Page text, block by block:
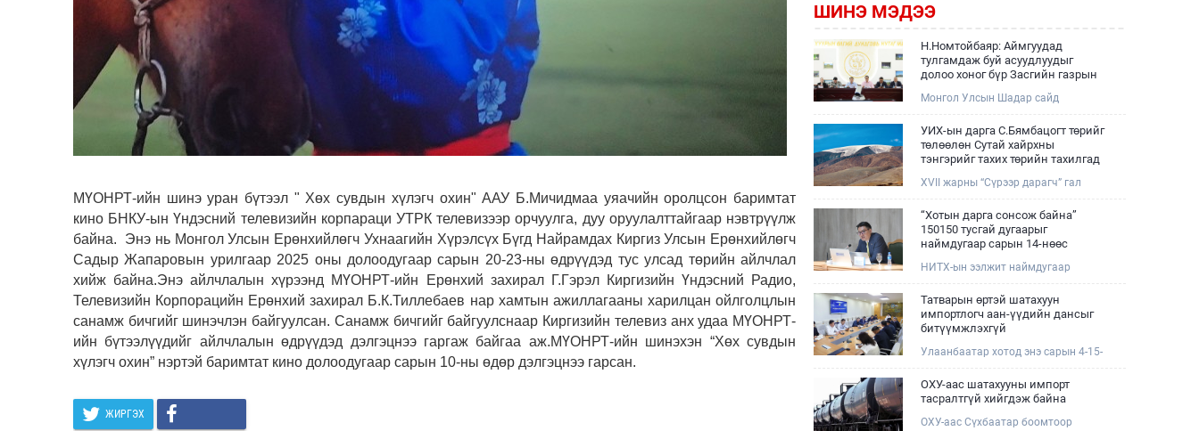
МҮОНРТ-ийн шинэ уран бүтээл " Хөх сувдын хүлэгч охин" ААУ Б.Мичидмаа уяачийн оролцсон баримтат
кино БНКУ-ын Үндэсний телевизийн корпараци УТРК телевизээр орчуулга, дуу оруулалттайгаар нэвтрүүлж
байна. Энэ нь Монгол Улсын Ерөнхийлөгч Ухнаагийн Хүрэлсүх Бүгд Найрамдах Киргиз Улсын Ерөнхийлөгч
Садыр Жапаровын урилгаар 2025 оны долоодугаар сарын 20-23-ны өдрүүдэд тус улсад төрийн айлчлал
хийж байна.Энэ айлчлалын хүрээнд МҮОНРТ-ийн Ерөнхий захирал Г.Гэрэл Киргизийн Үндэсний Радио,
Телевизийн Корпорацийн Ерөнхий захирал Б.К.Тиллебаев нар хамтын ажиллагааны харилцан ойлголцлын
санамж бичгийг шинэчлэн байгуулсан. Санамж бичгийг байгуулснаар Киргизийн телевиз анх удаа МҮОНРТ-
ийн бүтээлүүдийг айлчлалын өдрүүдэд дэлгэцнээ гаргаж байгаа аж.МҮОНРТ-ийн шинэхэн “Хөх сувдын
хүлэгч охин” нэртэй баримтат кино долоодугаар сарын 10-ны өдөр дэлгэцнээ гарсан.
ЖИРГЭХ
ШИНЭ МЭДЭЭ
Н.Номтойбаяр: Аймгуудад
тулгамдаж буй асуудлуудыг
долоо хоног бүр Засгийн газрын
шийдвэрлүүлнэ
Монгол Улсын Шадар сайд
Дундговь аймагт ажиллалаа.
Ерөнхий сайдын 10 дугаар албан
даалгавар, Улсын Онцгой комиссын
даргын 3 дугаар тушаалын хүрээнд
Өмнөговь аймагт байгаль орчин,
200 гаруйг нь арилгуулаад байна.
УИХ-ын дарга С.Бямбацогт төрийг
төлөөлөн Сутай хайрхны
тэнгэрийг тахих төрийн тахилгад
XVII жарны “Сүрээр дарагч” гал
хонь сарын 23-ны өлзий
дэмбэрэлтэй өдөр /2026.08.06/
Сутай хайрхны тэнгэрийг тайх
төрийн тахилга боллоо.
“Хотын дарга сонсож байна”
150150 тусгай дугаарыг
наймдугаар сарын 14-нөөс
НИТХ-ын ээлжит наймдугаар
хуралдаанаар нийслэлийн нутгийн
захиргааны байгууллага, албан
тушаалтанд 2025, 2026 оны эхний
хагас жилийн байдлаар иргэдээс
ирсэн өргөдөл, гомдлын
мэдээллийг сонслоо.
Татварын өртэй шатахуун
импортлогч аан-үүдийн дансыг
битүүмжлэхгүй
Улаанбаатар хотод энэ сарын 4-15-
дугаарын зохицуулалтаар нэг удаа
50,000 төгрөгт автобензин олгож
буй. Эхний үр дүнд, шатахуун түгээх
станцуудын өдрийн борлуулалт
ОХУ-аас шатахууны импорт
тасралтгүй хийгдэж байна
ОХУ-аас Сүхбаатар боомтоор